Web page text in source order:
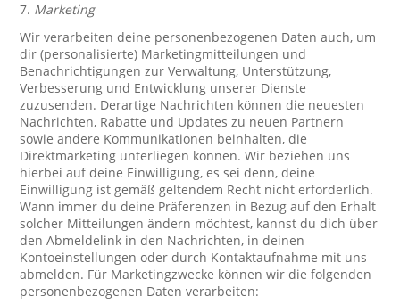
7. Marketing
Wir verarbeiten deine personenbezogenen Daten auch, um
dir (personalisierte) Marketingmitteilungen und
Benachrichtigungen zur Verwaltung, Unterstützung,
Verbesserung und Entwicklung unserer Dienste
zuzusenden. Derartige Nachrichten können die neuesten
Nachrichten, Rabatte und Updates zu neuen Partnern
sowie andere Kommunikationen beinhalten, die
Direktmarketing unterliegen können. Wir beziehen uns
hierbei auf deine Einwilligung, es sei denn, deine
Einwilligung ist gemäß geltendem Recht nicht erforderlich.
Wann immer du deine Präferenzen in Bezug auf den Erhalt
solcher Mitteilungen ändern möchtest, kannst du dich über
den Abmeldelink in den Nachrichten, in deinen
Kontoeinstellungen oder durch Kontaktaufnahme mit uns
abmelden. Für Marketingzwecke können wir die folgenden
personenbezogenen Daten verarbeiten: